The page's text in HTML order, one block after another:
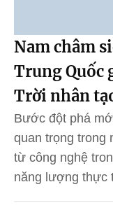
Nam châm
Trung Quốc
Trời nhân
Bước đột phá
quan trọng trong
từ công nghệ
năng lượng thực